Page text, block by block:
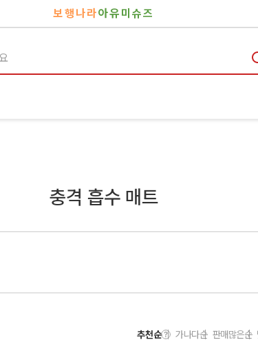
보행나라아유미슈즈
충격 흡수 매트
추천순 가나다순 판매많은순